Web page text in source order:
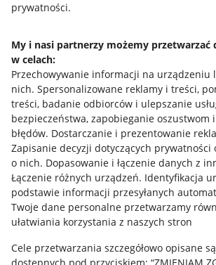
prywatności.
My i nasi partnerzy możemy przetwarzać
w celach:
Przechowywanie informacji na urządzeniu
nich. Spersonalizowane reklamy i treści,
treści, badanie odbiorców i ulepszanie
bezpieczeństwa, zapobieganie oszustwom
błędów. Dostarczanie i prezentowanie
Zapisanie decyzji dotyczących
o nich. Dopasowanie i łączenie danych z
Łączenie różnych urządzeń. Identyfikacja
podstawie informacji przesyłanych
Twoje dane personalne przetwarzamy
ułatwiania korzystania z naszych stron
Cele przetwarzania szczegółowo opisane
Jak to działa
Allegro Gadane dla sprzedających
Allegro Gadane dla kupujących
Mapa miejscowości
Informacje prawne
Regulamin
Polityka plików "cookies"
Ustawienia plików "cookies"
Udostępnianie lokalizacji